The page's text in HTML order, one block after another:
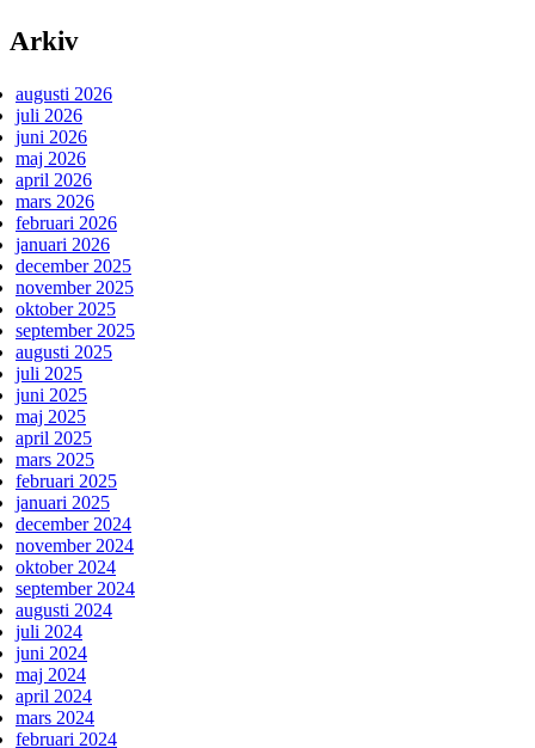
Arkiv
augusti 2026
juli 2026
juni 2026
maj 2026
april 2026
mars 2026
februari 2026
januari 2026
december 2025
november 2025
oktober 2025
september 2025
augusti 2025
juli 2025
juni 2025
maj 2025
april 2025
mars 2025
februari 2025
januari 2025
december 2024
november 2024
oktober 2024
september 2024
augusti 2024
juli 2024
juni 2024
maj 2024
april 2024
mars 2024
februari 2024